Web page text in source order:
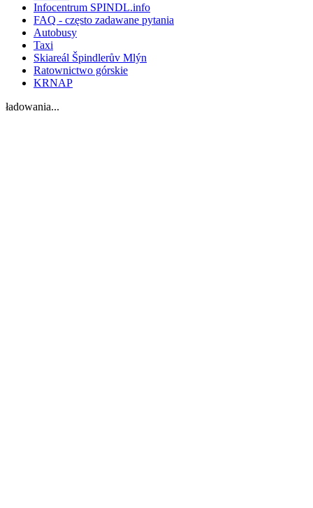
Infocentrum SPINDL.info
FAQ - często zadawane pytania
Autobusy
Taxi
Skiareál Špindlerův Mlýn
Ratownictwo górskie
KRNAP
ładowania...